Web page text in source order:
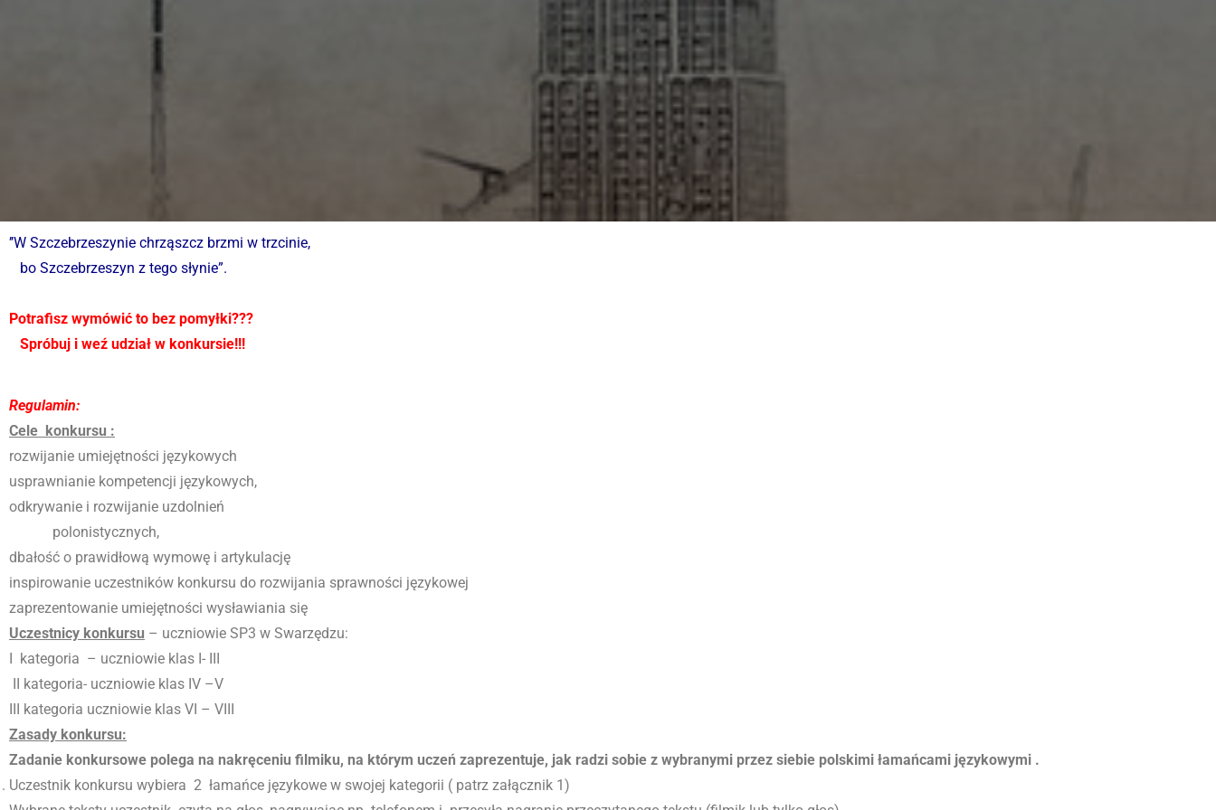
’’W Szczebrzeszynie chrząszcz brzmi w trzcinie,
bo Szczebrzeszyn z tego słynie”.
Potrafisz wymówić to bez pomyłki???
Spróbuj i weź udział w konkursie!!!
Regulamin:
Cele konkursu :
rozwijanie umiejętności językowych
usprawnianie kompetencji językowych,
odkrywanie i rozwijanie uzdolnień
polonistycznych,
dbałość o prawidłową wymowę i artykulację
inspirowanie uczestników konkursu do rozwijania sprawności językowej
zaprezentowanie umiejętności wysławiania się
Uczestnicy konkursu – uczniowie SP3 w Swarzędzu:
I kategoria – uczniowie klas I- III
II kategoria- uczniowie klas IV –V
III kategoria uczniowie klas VI – VIII
Zasady konkursu:
Zadanie konkursowe polega na nakręceniu filmiku, na którym uczeń zaprezentuje, jak radzi sobie z wybranymi przez siebie polskimi łamańcami językowymi .
Uczestnik konkursu wybiera 2 łamańce językowe w swojej kategorii ( patrz załącznik 1)